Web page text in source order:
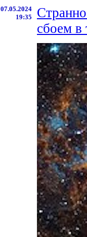
07.05.2024
19:35
сбоем в